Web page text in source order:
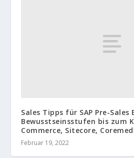
Sales Tipps für SAP Pre-Sales
Bewusstseinsstufen bis zum
Commerce, Sitecore,
Februar 19, 2022